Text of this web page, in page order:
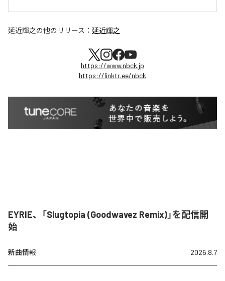
延近輝之の他のリリース： 延近輝之
https://www.nbck.jp
https://linktr.ee/nbck
EYRIE、「Slugtopia (Goodwavez Remix)」を配信開
始
新曲情報 2026.8.7